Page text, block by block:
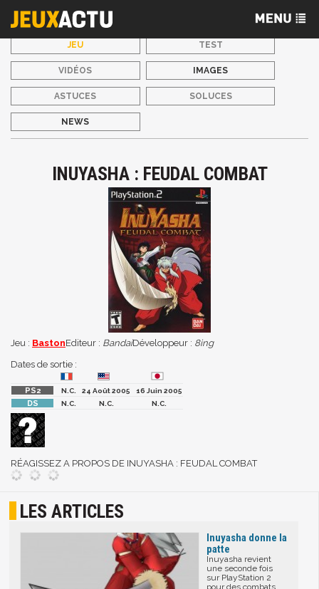
JEU TEST
VIDÉOS IMAGES
ASTUCES SOLUCES
NEWS
INUYASHA : FEUDAL COMBAT
Jeu : BastonEditeur : BandaiDéveloppeur : 8ing
Dates de sortie :
N.C. 24 Août 2005
16 Juin 2005
N.C.
N.C. N.C.
RÉAGISSEZ A PROPOS DE INUYASHA : FEUDAL COMBAT
LES ARTICLES
Inuyasha donne la
patte
Inuyasha revient
une seconde fois
sur PlayStation 2
pour des combats